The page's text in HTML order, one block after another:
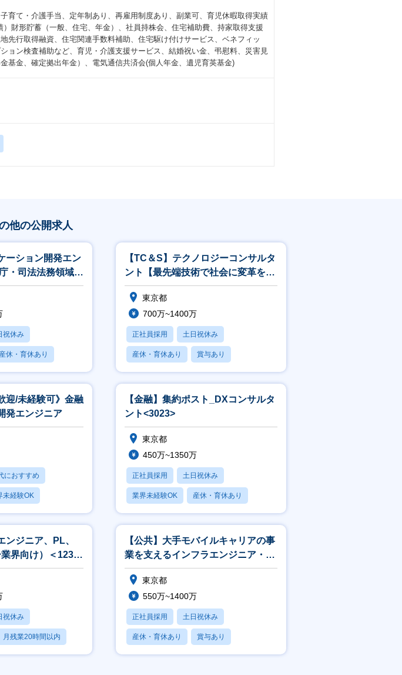
育て・介護手当、定年制あり、再雇用制度あり、副業可、育児休暇取得実績
財形貯蓄（一般、住宅、年金）、社員持株会、住宅補助費、持家取得支援
先行取得融資、住宅関連手数料補助、住宅駆け付けサービス、ベネフィッ
ョン検査補助など、育児・介護支援サービス、結婚祝い金、弔慰料、災害見
基金、確定拠出年金）、電気通信共済会(個人年金、遺児育英基金)
他の公開求人
ーション開発エン
・司法法務領域】
祝休み
産休・育休あり
【TC＆S】テクノロジーコンサルタ
ント【最先端技術で社会に変革を起
こすITコンサル】<244>
東京都
700万~1400万
正社員採用 土日祝休み
産休・育休あり 賞与あり
フレックス
迎/未経験可》金融
発エンジニア
におすすめ
未経験OK
【金融】集約ポスト_DXコンサルタ
ント<3023>
東京都
450万~1350万
正社員採用 土日祝休み
業界未経験OK 産休・育休あり
賞与あり
ンジニア、PL、
界向け）＜1238
祝休み
月残業20時間以内
【公共】大手モバイルキャリアの事
業を支えるインフラエンジニア・イ
ンフラアーキテクト<188>
東京都
550万~1400万
正社員採用 土日祝休み
産休・育休あり 賞与あり
フレックス